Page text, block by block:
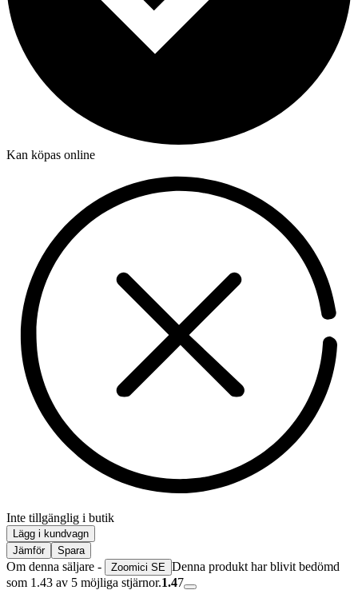
Kan köpas online
Inte tillgänglig i butik
Lägg i kundvagn
Jämför
Spara
Om denna säljare - Zoomici SE Denna produkt har blivit bedömd
som 1.43 av 5 möjliga stjärnor.1.47